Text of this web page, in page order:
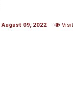
August 09, 2022